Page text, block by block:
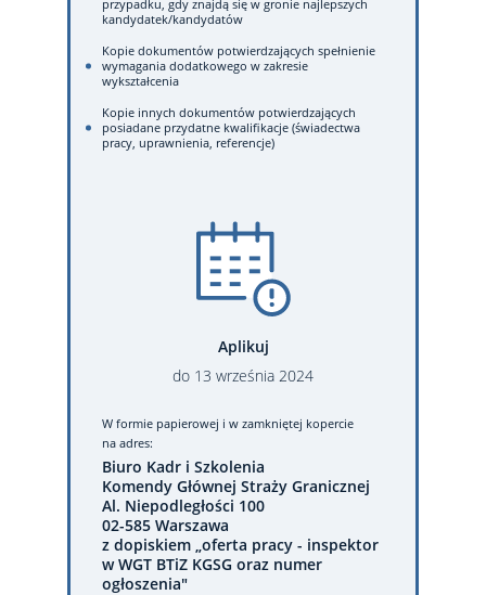
przypadku, gdy znajdą się w gronie najlepszych
kandydatek/kandydatów
Kopie dokumentów potwierdzających spełnienie
wymagania dodatkowego w zakresie
wykształcenia
Kopie innych dokumentów potwierdzających
posiadane przydatne kwalifikacje (świadectwa
pracy, uprawnienia, referencje)
Aplikuj
do 13 września 2024
W formie papierowej i w zamkniętej kopercie
na adres:
Biuro Kadr i Szkolenia
Komendy Głównej Straży Granicznej
Al. Niepodległości 100
02-585 Warszawa
z dopiskiem „oferta pracy - inspektor
w WGT BTiZ KGSG oraz numer
ogłoszenia"